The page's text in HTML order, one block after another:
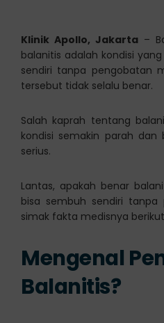
Klinik Apollo, Jakarta –
balanitis adalah kondisi
sendiri tanpa pengobatan
tersebut tidak selalu benar.
Salah kaprah tentang
kondisi semakin parah dan
serius.
Lantas, apakah benar
bisa sembuh sendiri tanpa
simak fakta medisnya
Mengenal
Balanitis?